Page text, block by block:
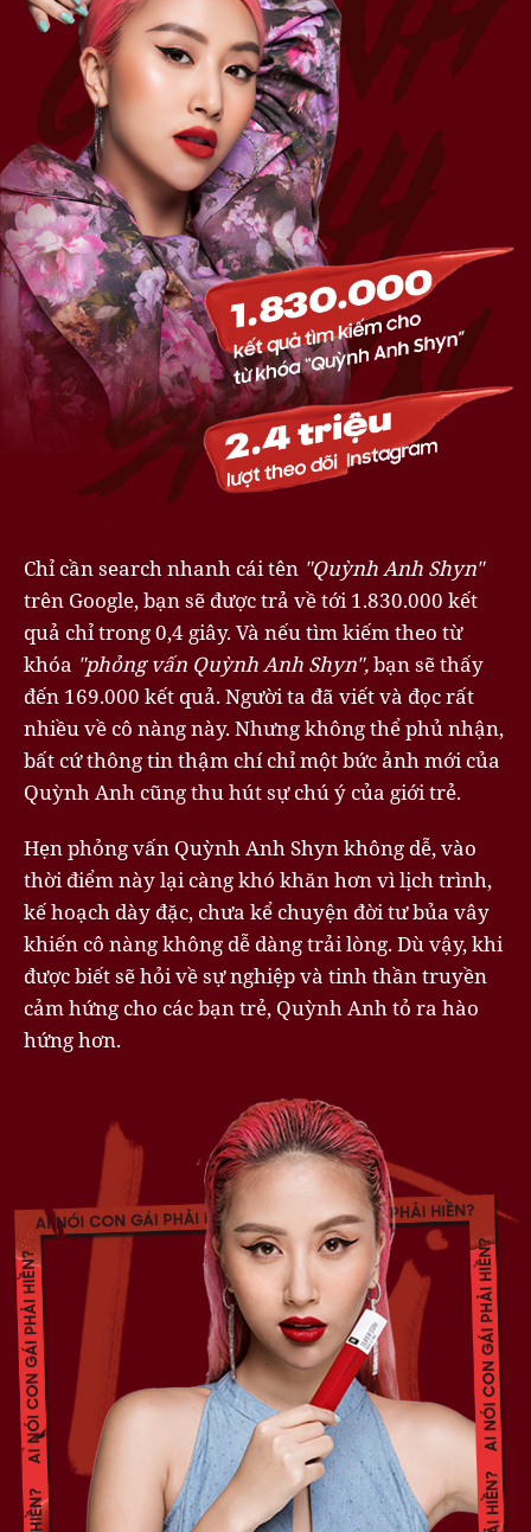
Chỉ cần search nhanh cái tên "Quỳnh Anh Shyn"
trên Google, bạn sẽ được trả về tới 1.830.000 kết
quả chỉ trong 0,4 giây. Và nếu tìm kiếm theo từ
khóa "phỏng vấn Quỳnh Anh Shyn",bạn sẽ thấy
đến 169.000 kết quả. Người ta đã viết và đọc rất
nhiều về cô nàng này. Nhưng không thể phủ nhận,
bất cứ thông tin thậm chí chỉ một bức ảnh mới của
Quỳnh Anh cũng thu hút sự chú ý của giới trẻ.
Hẹn phỏng vấn Quỳnh Anh Shyn không dễ, vào
thời điểm này lại càng khó khăn hơn vì lịch trình,
kế hoạch dày đặc, chưa kể chuyện đời tư bủa vây
khiến cô nàng không dễ dàng trải lòng. Dù vậy, khi
được biết sẽ hỏi về sự nghiệp và tinh thần truyền
cảm hứng cho các bạn trẻ, Quỳnh Anh tỏ ra hào
hứng hơn.